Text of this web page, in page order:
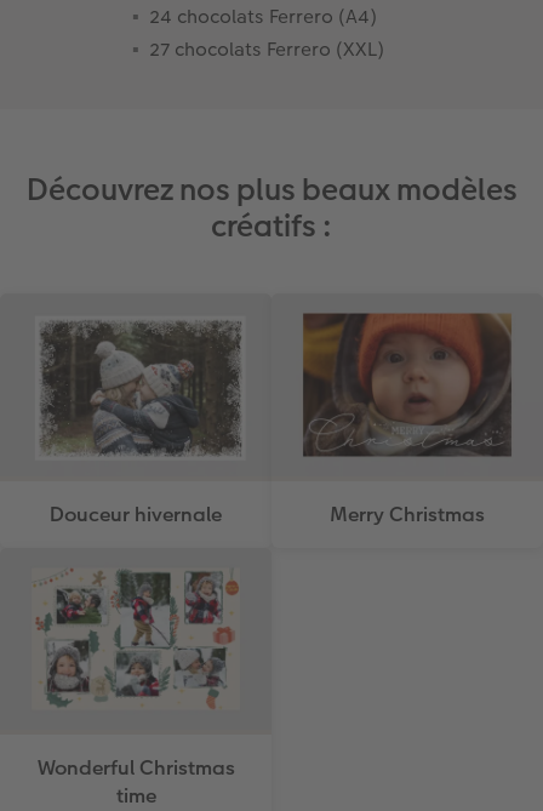
24 chocolats Ferrero (A4)
27 chocolats Ferrero (XXL)
Découvrez nos plus beaux modèles
créatifs :
Douceur hivernale Merry Christmas
Wonderful Christmas
time